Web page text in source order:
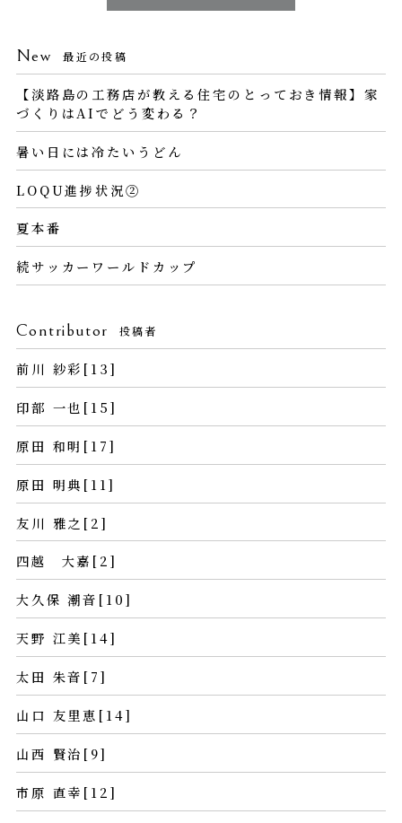
New 最近の投稿
【淡路島の工務店が教える住宅のとっておき情報】家
づくりはAIでどう変わる？
暑い日には冷たいうどん
LOQU進捗状況②
夏本番
続サッカーワールドカップ
Contributor 投稿者
前川 紗彩[13]
印部 一也[15]
原田 和明[17]
原田 明典[11]
友川 雅之[2]
四越 大嘉[2]
大久保 潮音[10]
天野 江美[14]
太田 朱音[7]
山口 友里恵[14]
山西 賢治[9]
市原 直幸[12]